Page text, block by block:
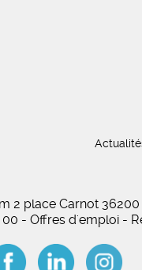
2 place Carnot
00 - Offres d'emploi -